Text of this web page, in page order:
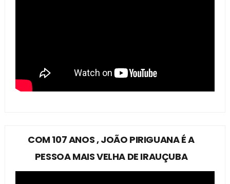
COM 107 ANOS , JOÃO PIRIGUANA É A
PESSOA MAIS VELHA DE IRAUÇUBA